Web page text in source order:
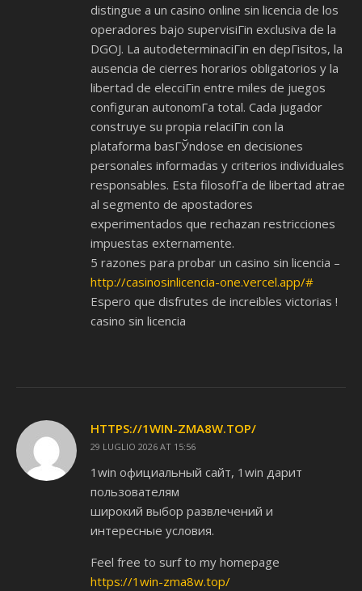
distingue a un casino online sin licencia de los
operadores bajo supervisiГіn exclusiva de la
DGOJ. La autodeterminaciГіn en depГіsitos, la
ausencia de cierres horarios obligatorios y la
libertad de elecciГіn entre miles de juegos
configuran autonomГ­a total. Cada jugador
construye su propia relaciГіn con la
plataforma basГЎndose en decisiones
personales informadas y criterios individuales
responsables. Esta filosofГ­a de libertad atrae
al segmento de apostadores
experimentados que rechazan restricciones
impuestas externamente.
5 razones para probar un casino sin licencia –
http://casinosinlicencia-one.vercel.app/#
Espero que disfrutes de increibles victorias !
casino sin licencia
HTTPS://1WIN-ZMA8W.TOP/
29 LUGLIO 2026 AT 15:56
1win официальный сайт, 1win дарит
пользователям
широкий выбор развлечений и
интересные условия.
Feel free to surf to my homepage
https://1win-zma8w.top/